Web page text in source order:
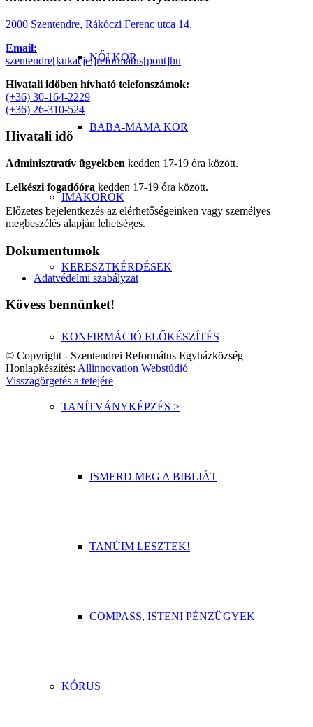
NŐI KÖR
BABA-MAMA KÖR
IMAKÖRÖK
KERESZTKÉRDÉSEK
KONFIRMÁCIÓ ELŐKÉSZÍTÉS
TANÍTVÁNYKÉPZÉS >
ISMERD MEG A BIBLIÁT
TANÚIM LESZTEK!
COMPASS, ISTENI PÉNZÜGYEK
KÓRUS
2000 Szentendre, Rákóczi Ferenc utca 14.
Email:
szentendre[kukacjel]reformatus[pont]hu
Hivatali időben hívható telefonszámok:
(+36) 30-164-2229
(+36) 26-310-524
Hivatali idő
Adminisztratív ügyekben kedden 17-19 óra között.
Lelkészi fogadóóra kedden 17-19 óra között.
Előzetes bejelentkezés az elérhetőségeinken vagy személyes
megbeszélés alapján lehetséges.
Dokumentumok
Adatvédelmi szabályzat
Kövess bennünket!
© Copyright - Szentendrei Református Egyházközség |
Honlapkészítés: Allinnovation Webstúdió
Visszagörgetés a tetejére